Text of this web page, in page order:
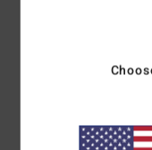
Vintage-College-/
Zusammensetzung